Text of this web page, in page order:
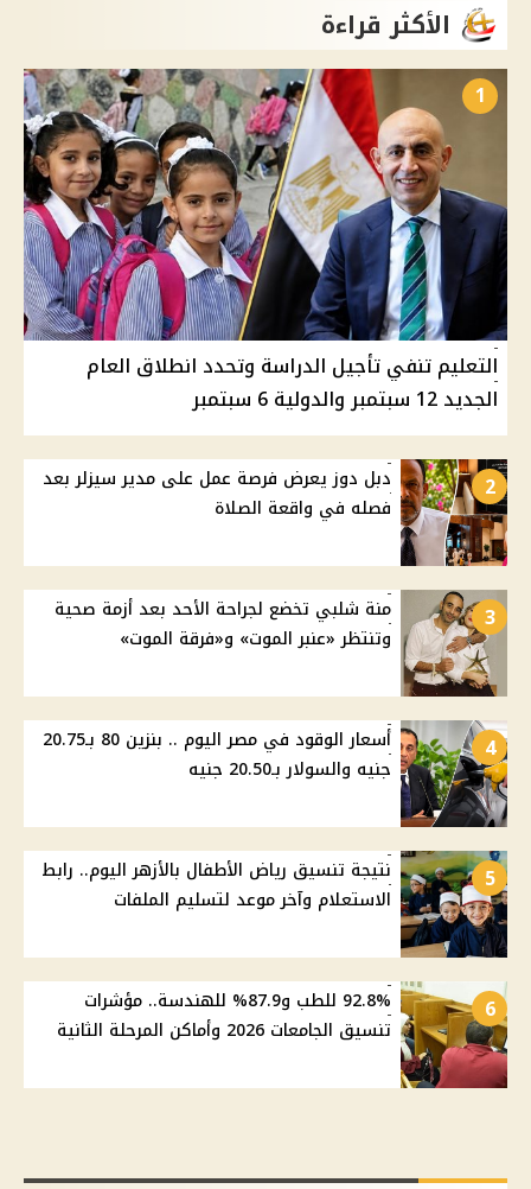
الأكثر قراءة
1
التعليم تنفي تأجيل الدراسة وتحدد انطلاق العام
الجديد 12 سبتمبر والدولية 6 سبتمبر
2
دبل دوز يعرض فرصة عمل على مدير سيزلر بعد
فصله في واقعة الصلاة
3
منة شلبي تخضع لجراحة الأحد بعد أزمة صحية
وتنتظر «عنبر الموت» و«فرقة الموت»
4
أسعار الوقود في مصر اليوم .. بنزين 80 بـ20.75
جنيه والسولار بـ20.50 جنيه
5
نتيجة تنسيق رياض الأطفال بالأزهر اليوم.. رابط
الاستعلام وآخر موعد لتسليم الملفات
6
92.8% للطب و87.9% للهندسة.. مؤشرات
تنسيق الجامعات 2026 وأماكن المرحلة الثانية